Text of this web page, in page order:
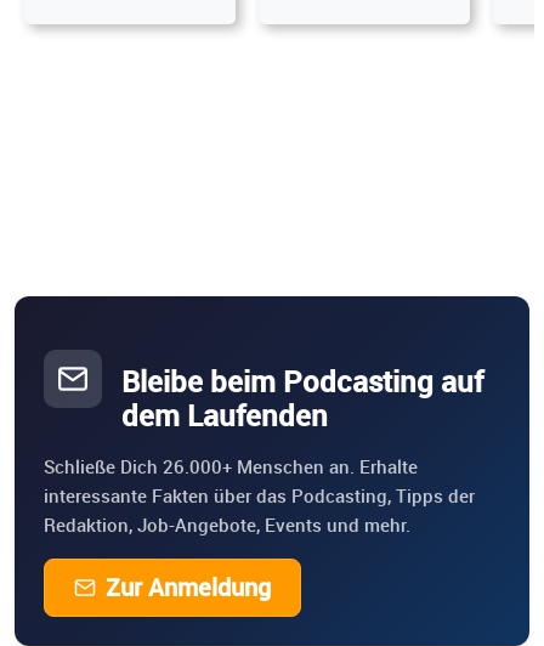
Bleibe beim Podcasting auf
dem Laufenden
Schließe Dich 26.000+ Menschen an. Erhalte
interessante Fakten über das Podcasting, Tipps der
Redaktion, Job-Angebote, Events und mehr.
Zur Anmeldung